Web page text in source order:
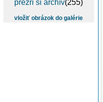
prezri si archív(255)
vložiť obrázok do galérie